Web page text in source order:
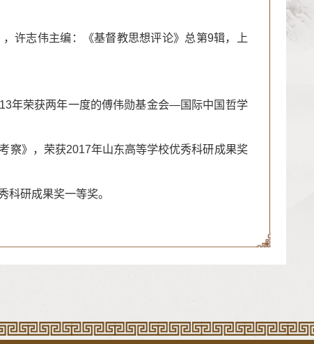
许志伟主编：《基督教思想评论》总第9辑，上
年荣获两年一度的傅伟勋基金会—国际中国哲学
察》，荣获2017年山东高等学校优秀科研成果奖
研成果奖一等奖。